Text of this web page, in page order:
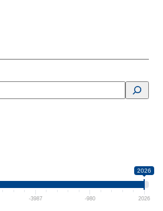
2026
-3987 -980 2026